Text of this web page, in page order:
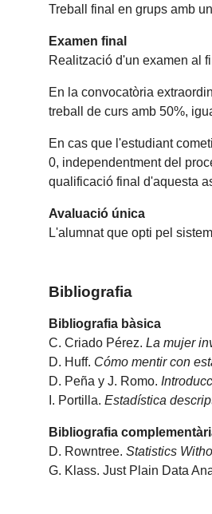
Treball final en grups amb
Examen final
Realització d'un examen al
En la convocatòria
treball de curs amb 50%,
En cas que l'estudiant
0, independentment del
qualificació final d'aquesta
Avaluació única
L'alumnat que opti pel
Bibliografia
Bibliografia bàsica
C. Criado Pérez.La mujer
D. Huff. Cómo mentir con
D. Peña y J. Romo.
I. Portilla.Estadística
Bibliografia
D. Rowntree.Statistics
G. Klass. Just Plain Data